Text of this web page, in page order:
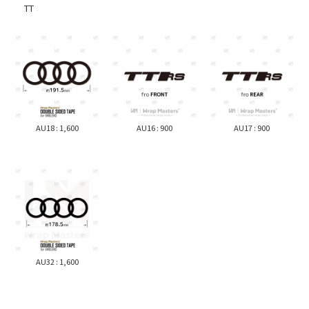
TT
AU18 : 1,600 AU16 : 900 AU17 : 900
AU32 : 1,600